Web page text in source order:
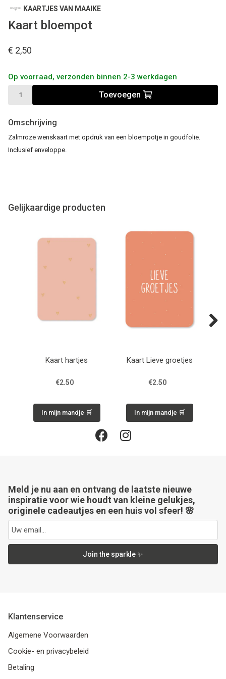
KAARTJES VAN MAAIKE
Kaart bloempot
€ 2,50
Op voorraad, verzonden binnen 2-3 werkdagen
Toevoegen
Omschrijving
Zalmroze wenskaart met opdruk van een bloempotje in goudfolie.
Inclusief enveloppe.
Gelijkaardige producten
Kaart hartjes
€2.50
In mijn mandje 🛒
Kaart Lieve groetjes
€2.50
In mijn mandje 🛒
Meld je nu aan en ontvang de laatste nieuwe
inspiratie voor wie houdt van kleine gelukjes,
originele cadeautjes en een huis vol sfeer! 🌸
Join the sparkle ✨
Klantenservice
Algemene Voorwaarden
Cookie- en privacybeleid
Betaling